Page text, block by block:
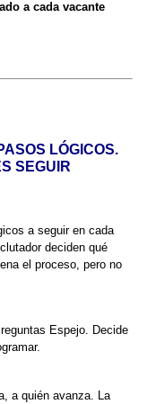
a cada vacante
LÓGICOS.
SEGUIR
a seguir en cada
deciden qué
el proceso, pero no
Espejo. Decide
a quién avanza. La